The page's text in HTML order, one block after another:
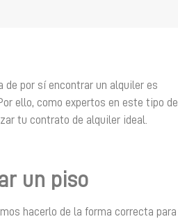
de por sí encontrar un alquiler es
ello, como expertos en este tipo de
tu contrato de alquiler ideal.
un piso
hacerlo de la forma correcta para